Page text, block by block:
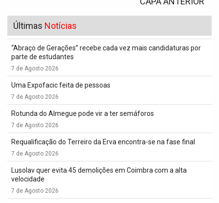
Últimas Notícias
“Abraço de Gerações” recebe cada vez mais candidaturas por
parte de estudantes
7 de Agosto 2026
Uma Expofacic feita de pessoas
7 de Agosto 2026
Rotunda do Almegue pode vir a ter semáforos
7 de Agosto 2026
Requalificação do Terreiro da Erva encontra-se na fase final
7 de Agosto 2026
Lusolav quer evita 45 demolições em Coimbra com a alta
velocidade
7 de Agosto 2026